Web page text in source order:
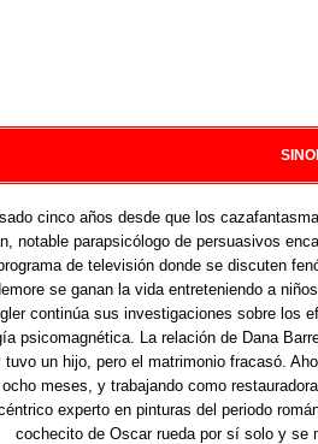
cinco años desde que los
notable parapsicólogo de persuasivos
de televisión donde se discuten
se ganan la vida entreteniendo a
continúa sus investigaciones sobre los
psicomagnética. La relación de Dana
tuvo un hijo, pero el matrimonio fracasó.
ocho meses, y trabajando como
experto en pinturas del periodo
cochecito de Oscar rueda por sí solo y se